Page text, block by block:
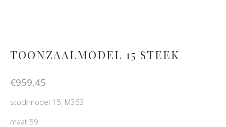
TOONZAALMODEL 15 STEEK
€959,45
stockmodel 15, M363
maat 59